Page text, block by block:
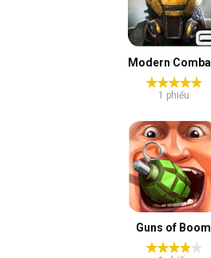
1 phiếu
Guns of Boom